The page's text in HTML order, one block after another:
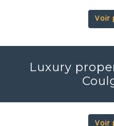
Voir
Luxury
Voir